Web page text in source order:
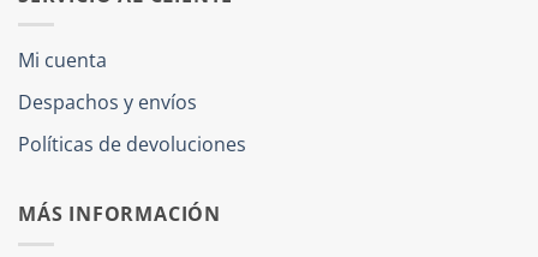
Mi cuenta
Despachos y envíos
Políticas de devoluciones
MÁS INFORMACIÓN